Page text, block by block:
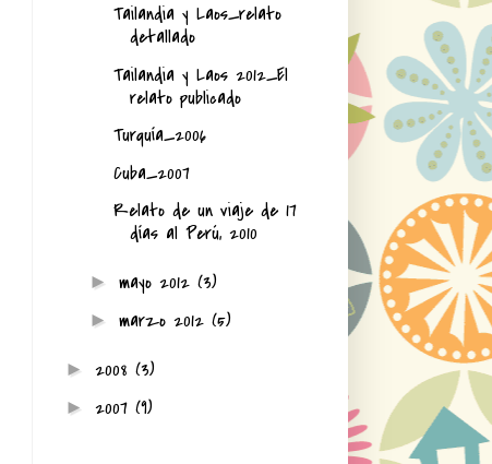
Tailandia y Laos_relato
detallado
Tailandia y Laos 2012_El
relato publicado
Turquía_2006
Cuba_2007
Relato de un viaje de 17
días al Perú, 2010
► mayo 2012 (3)
► marzo 2012 (5)
► 2008 (3)
► 2007 (9)